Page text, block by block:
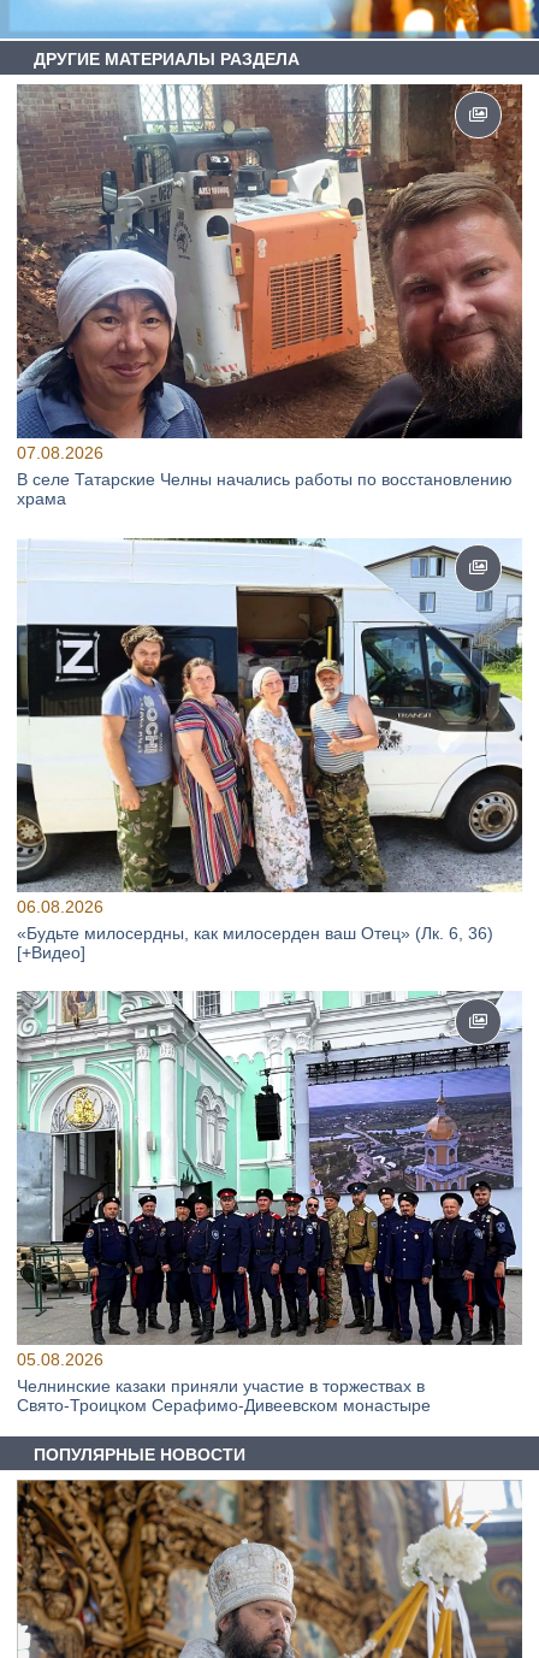
ДРУГИЕ МАТЕРИАЛЫ РАЗДЕЛА
07.08.2026
В селе Татарские Челны начались работы по восстановлению
храма
06.08.2026
«Будьте милосердны, как милосерден ваш Отец» (Лк. 6, 36)
[+Видео]
05.08.2026
Челнинские казаки приняли участие в торжествах в
Свято‑Троицком Серафимо‑Дивеевском монастыре
ПОПУЛЯРНЫЕ НОВОСТИ